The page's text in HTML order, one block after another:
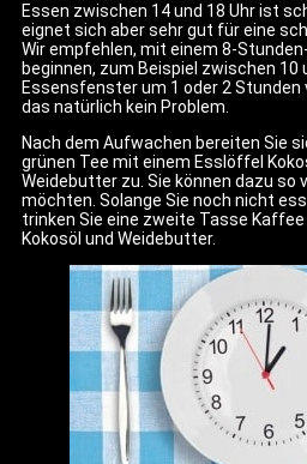
Essen zwischen 14 und 18 Uhr ist
eignet sich aber sehr gut für eine
Wir empfehlen, mit einem 8-
beginnen, zum Beispiel zwischen 10
Essensfenster um 1 oder 2
das natürlich kein Problem.
Nach dem Aufwachen bereiten Sie
grünen Tee mit einem Esslöffel
Weidebutter zu. Sie können dazu so
möchten. Solange Sie noch nicht
trinken Sie eine zweite Tasse
Kokosöl und Weidebutter.